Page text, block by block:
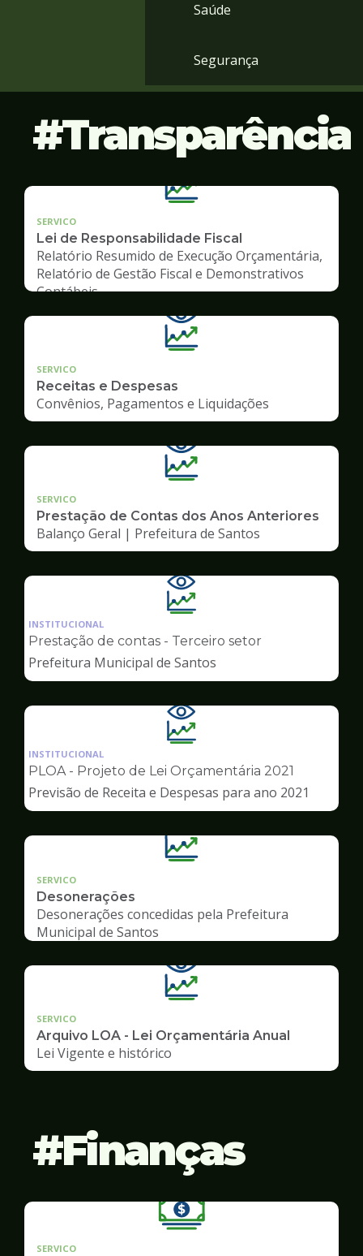
Saúde
Segurança
Transparência
SERVICO
Lei de Responsabilidade Fiscal
Relatório Resumido de Execução Orçamentária,
Relatório de Gestão Fiscal e Demonstrativos
Contábeis
SERVICO
Receitas e Despesas
Convênios, Pagamentos e Liquidações
SERVICO
Prestação de Contas dos Anos Anteriores
Balanço Geral | Prefeitura de Santos
Ilustração
da
pagina
de
Transparência
INSTITUCIONAL
Prestação de contas - Terceiro setor
Prefeitura Municipal de Santos
Ilustração
da
pagina
Transparência
INSTITUCIONAL
PLOA - Projeto de Lei Orçamentária 2021
Previsão de Receita e Despesas para ano 2021
SERVICO
Desonerações
Desonerações concedidas pela Prefeitura
Municipal de Santos
SERVICO
Arquivo LOA - Lei Orçamentária Anual
Lei Vigente e histórico
Finanças
SERVICO